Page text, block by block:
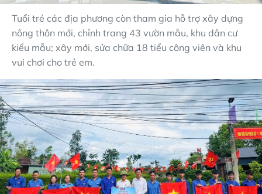
Tuổi trẻ các địa phương còn tham gia hỗ trợ xây dựng
nông thôn mới, chỉnh trang 43 vườn mẫu, khu dân cư
kiểu mẫu; xây mới, sửa chữa 18 tiểu công viên và khu
vui chơi cho trẻ em.